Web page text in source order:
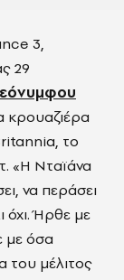
3,
29
κρουαζιέρα
το
«Η Νταϊάνα
να περάσει
όχι. Ήρθε με
με όσα
του μέλιτος